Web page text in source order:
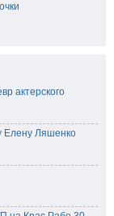
актерского
Елену Ляшенко